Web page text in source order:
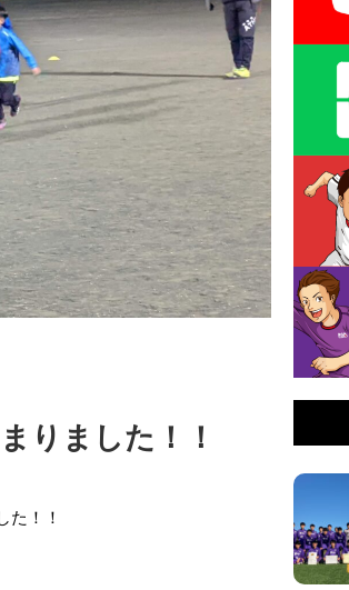
りました！！
た！！